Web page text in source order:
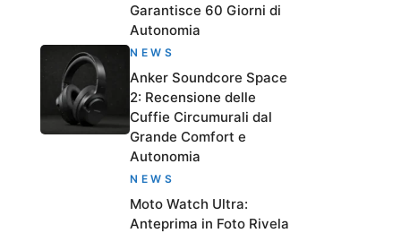
Garantisce 60 Giorni di
Autonomia
NEWS
Anker Soundcore Space
2: Recensione delle
Cuffie Circumurali dal
Grande Comfort e
Autonomia
NEWS
Moto Watch Ultra:
Anteprima in Foto Rivela